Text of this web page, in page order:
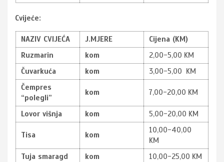
Cvijeće:
NAZIV CVIJEĆA J.MJERE
Cijena (KM)
Ruzmarin
kom
2,00-5,00 KM
Čuvarkuća
kom
3,00-5,00 KM
Čempres
“polegli”
kom 7,00-20,00 KM
Lovor višnja kom 5,00-20,00 KM
Tisa kom
10,00-40,00
KM
Tuja smaragd
kom 10,00-25,00 KM